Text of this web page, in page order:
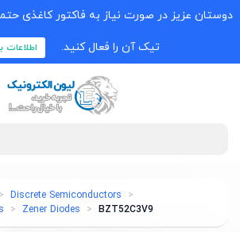
عزیز در صورت نیاز به فاکتور کاغذی
تیک آن را فعال کنید. اطلاعات
Discrete Semiconductors
Zener Diodes BZT52C3V9